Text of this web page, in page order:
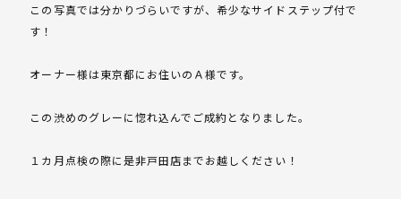
この写真では分かりづらいですが、希少なサイドステップ付で
す！
オーナー様は東京都にお住いのＡ様です。
この渋めのグレーに惚れ込んでご成約となりました。
１カ月点検の際に是非戸田店までお越しください！